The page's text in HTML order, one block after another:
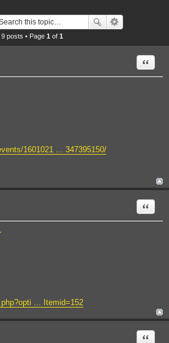
9 posts • Page 1 of 1
Quote
1601021 ... 347395150/
Quote
... Itemid=152
Quote